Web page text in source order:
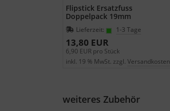
Flipstick Ersatzfuss
Doppelpack 19mm
Lieferzeit: 1-3 Tage
13,80 EUR
6,90 EUR pro Stück
inkl. 19 % MwSt. zzgl. Versandkosten
weiteres Zubehör